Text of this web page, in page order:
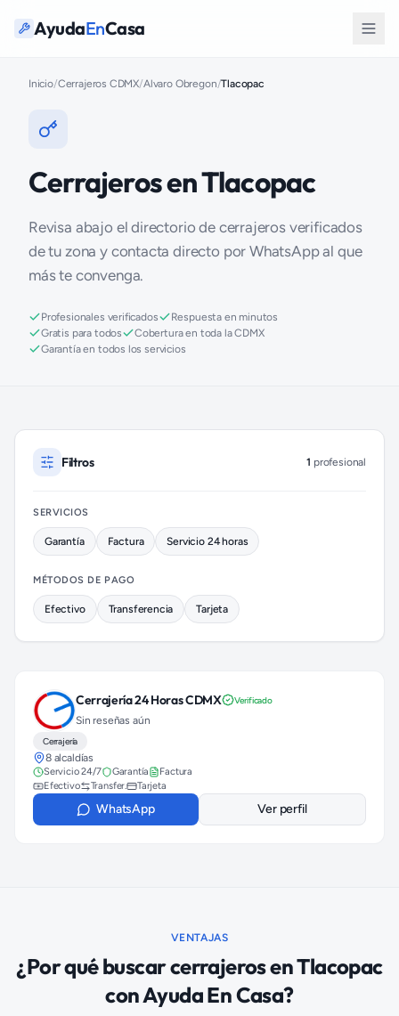
AyudaEnCasa
Inicio/Cerrajeros CDMX/Alvaro Obregon/Tlacopac
Cerrajeros en Tlacopac
Revisa abajo el directorio de cerrajeros verificados
de tu zona y contacta directo por WhatsApp al que
más te convenga.
Profesionales verificados
Respuesta en minutos
Gratis para todos
Cobertura en toda la CDMX
Garantía en todos los servicios
Cerrajeros disponibles en Álvaro Obregón (colonia Tlacopac)
Filtros 1 profesional
SERVICIOS
Garantía Factura Servicio 24 horas
MÉTODOS DE PAGO
Efectivo Transferencia Tarjeta
Cerrajería 24 Horas CDMX Verificado
Sin reseñas aún
Cerrajería
8 alcaldías
Servicio 24/7 Garantía
Factura
Efectivo
Transfer. Tarjeta
WhatsApp Ver perfil
VENTAJAS
¿Por qué buscarcerrajerosenTlacopac
con Ayuda En Casa?